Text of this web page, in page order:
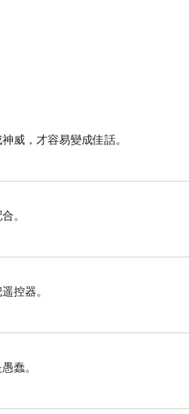
威，才容易變成佳話。
。
控器。
蠢。